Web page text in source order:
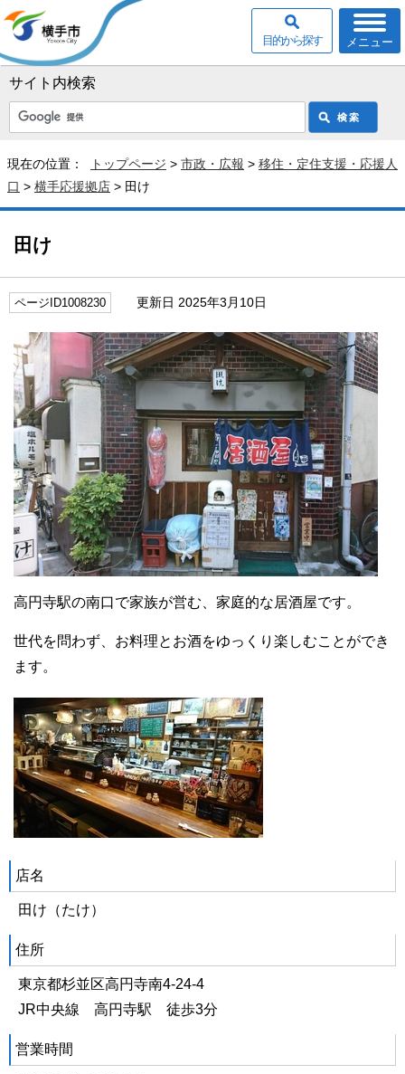
サイト内検索
メニュー
目的から探す
現在の位置： トップページ > 市政・広報 > 移住・定住支援・応援人
口 > 横手応援拠店 > 田け
田け
ページID1008230 更新日 2025年3月10日
高円寺駅の南口で家族が営む、家庭的な居酒屋です。
世代を問わず、お料理とお酒をゆっくり楽しむことができ
ます。
店名
田け（たけ）
住所
東京都杉並区高円寺南4-24-4
JR中央線 高円寺駅 徒歩3分
営業時間